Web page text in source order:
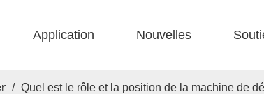
Application Nouvelles
/ Quel est le rôle et la position de la machine de